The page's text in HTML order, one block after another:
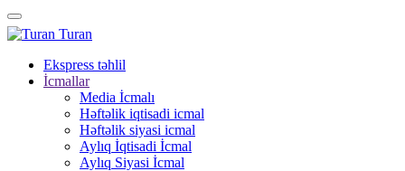
Turan
Ekspress təhlil
İcmallar
Media İcmalı
Həftəlik iqtisadi icmal
Həftəlik siyasi icmal
Aylıq İqtisadi İcmal
Aylıq Siyasi İcmal